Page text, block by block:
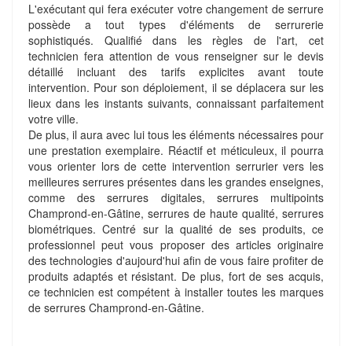
L'exécutant qui fera exécuter votre changement de serrure
possède a tout types d'éléments de serrurerie
sophistiqués. Qualifié dans les règles de l'art, cet
technicien fera attention de vous renseigner sur le devis
détaillé incluant des tarifs explicites avant toute
intervention. Pour son déploiement, il se déplacera sur les
lieux dans les instants suivants, connaissant parfaitement
votre ville.
De plus, il aura avec lui tous les éléments nécessaires pour
une prestation exemplaire. Réactif et méticuleux, il pourra
vous orienter lors de cette intervention serrurier vers les
meilleures serrures présentes dans les grandes enseignes,
comme des serrures digitales, serrures multipoints
Champrond-en-Gâtine, serrures de haute qualité, serrures
biométriques. Centré sur la qualité de ses produits, ce
professionnel peut vous proposer des articles originaire
des technologies d'aujourd'hui afin de vous faire profiter de
produits adaptés et résistant. De plus, fort de ses acquis,
ce technicien est compétent à installer toutes les marques
de serrures Champrond-en-Gâtine.